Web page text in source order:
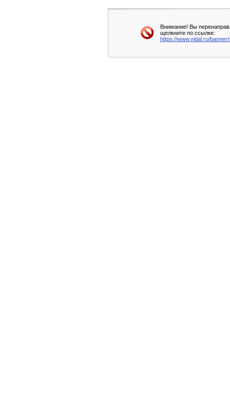
Внимание! Вы
щелкните по ссылке:
https://www.vidal.ru/